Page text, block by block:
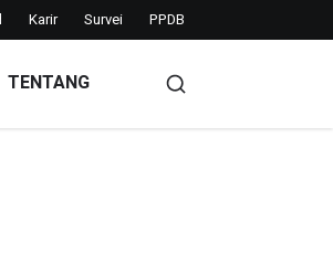
Karir Survei PPDB
TENTANG